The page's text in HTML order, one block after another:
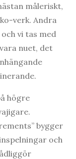
måleriskt,
verk. Andra
vi tas med
nuet, det
högre
bygger
och